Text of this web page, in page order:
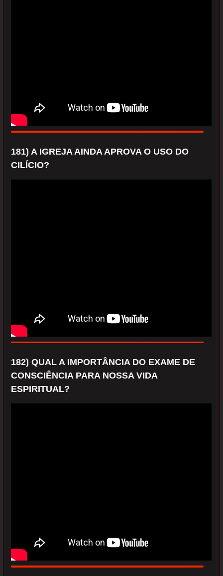
181) A IGREJA AINDA APROVA O USO DO
CILÍCIO?
182) QUAL A IMPORTÂNCIA DO EXAME DE
CONSCIÊNCIA PARA NOSSA VIDA
ESPIRITUAL?